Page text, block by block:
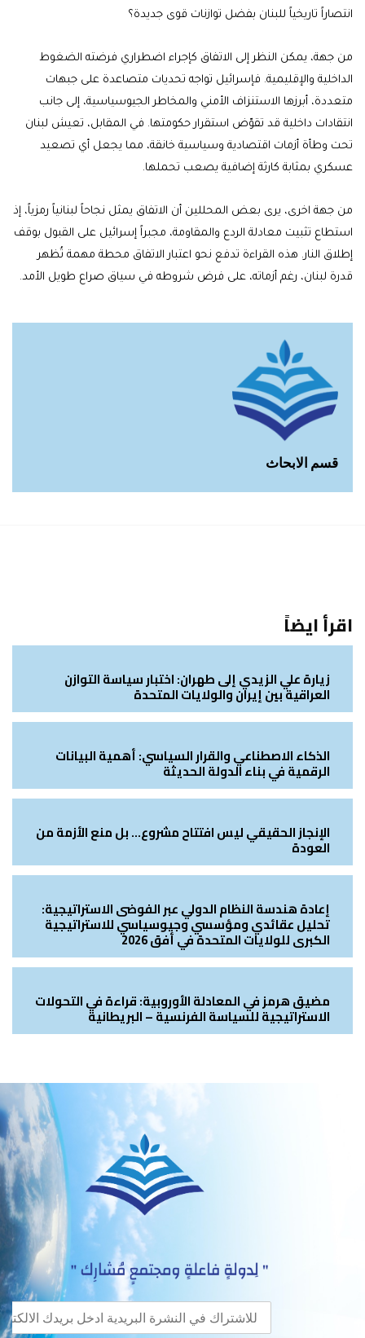
انتصاراً تاريخياً للبنان بفضل توازنات قوى جديدة؟
من جهة، يمكن النظر إلى الاتفاق كإجراء اضطراري فرضته الضغوط
الداخلية والإقليمية. فإسرائيل تواجه تحديات متصاعدة على جبهات
متعددة، أبرزها الاستنزاف الأمني والمخاطر الجيوسياسية، إلى جانب
انتقادات داخلية قد تقوّض استقرار حكومتها. في المقابل، تعيش لبنان
تحت وطأة أزمات اقتصادية وسياسية خانقة، مما يجعل أي تصعيد
عسكري بمثابة كارثة إضافية يصعب تحملها.
من جهة اخرى، يرى بعض المحللين أن الاتفاق يمثل نجاحاً لبنانياً رمزياً، إذ
استطاع تثبيت معادلة الردع والمقاومة، مجبراً إسرائيل على القبول بوقف
إطلاق النار. هذه القراءة تدفع نحو اعتبار الاتفاق محطة مهمة تُظهر
قدرة لبنان، رغم أزماته، على فرض شروطه في سياق صراع طويل الأمد.
قسم الابحاث
اقرأ ايضاً
زيارة علي الزيدي إلى طهران: اختبار سياسة التوازن
العراقية بين إيران والولايات المتحدة
الذكاء الاصطناعي والقرار السياسي: أهمية البيانات
الرقمية في بناء الدولة الحديثة
الإنجاز الحقيقي ليس افتتاح مشروع… بل منع الأزمة من
العودة
إعادة هندسة النظام الدولي عبر الفوضى الاستراتيجية:
تحليل عقائدي ومؤسسي وجيوسياسي للاستراتيجية
الكبرى للولايات المتحدة في أفق 2026
مضيق هرمز في المعادلة الأوروبية: قراءة في التحولات
الاستراتيجية للسياسة الفرنسية – البريطانية